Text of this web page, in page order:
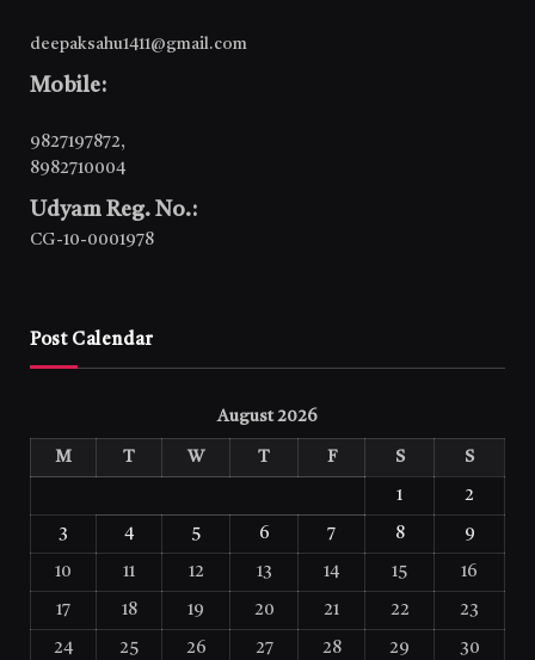
deepaksahu1411@gmail.com
Mobile:
9827197872,
8982710004
Udyam Reg. No.:
CG-10-0001978
Post Calendar
August 2026
M T W T F S S
1 2
3 4 5 6 7 8 9
10 11 12 13 14 15 16
17 18 19 20 21 22 23
24 25 26 27 28 29 30